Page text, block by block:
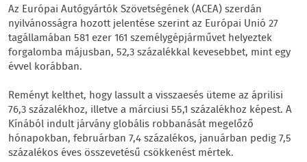
Az Európai Autógyártók Szövetségének (ACEA) szerdán
nyilvánosságra hozott jelentése szerint az Európai Unió 27
tagállamában 581 ezer 161 személygépjárművet helyeztek
forgalomba májusban, 52,3 százalékkal kevesebbet, mint egy
évvel korábban.
Reményt kelthet, hogy lassult a visszaesés üteme az áprilisi
76,3 százalékhoz, illetve a márciusi 55,1 százalékhoz képest. A
Kínából indult járvány globális robbanását megelőző
hónapokban, februárban 7,4 százalékos, januárban pedig 7,5
százalékos éves összevetésű csökkenést mértek.